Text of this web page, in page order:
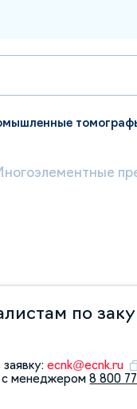
по
заявку:ecnk@ecnk.ru
с менеджером8 800